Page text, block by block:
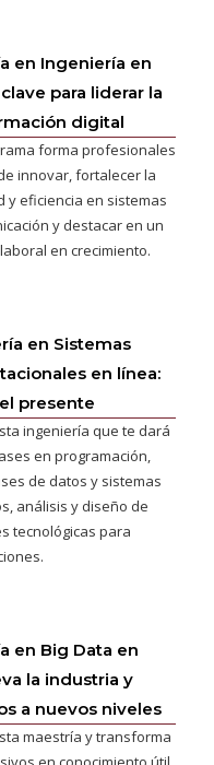
en Ingeniería en
clave para liderar la
digital
forma profesionales
innovar, fortalecer la
y eficiencia en sistemas
y destacar en un
en crecimiento.
en Sistemas
en línea:
presente
ingeniería que te dará
en programación,
de datos y sistemas
análisis y diseño de
tecnológicas para
en Big Data en
la industria y
a nuevos niveles
maestría y transforma